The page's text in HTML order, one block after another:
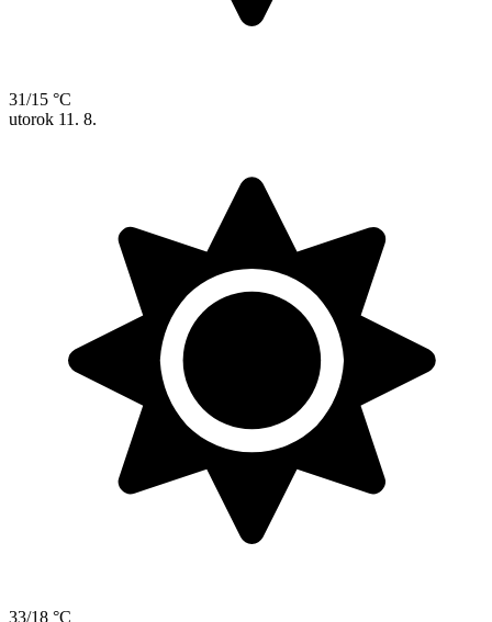
31/15 °C
utorok 11. 8.
33/18 °C